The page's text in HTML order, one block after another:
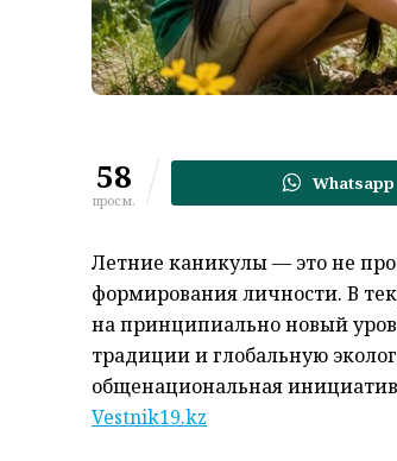
58
просм.
Whatsapp
Летние каникулы — это не
формирования личности. В
на принципиально новый
традиции и глобальную
общенациональная
Vestnik19.kz